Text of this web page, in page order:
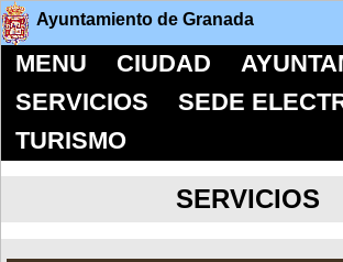
Ayuntamiento de Granada
MENU CIUDAD
SERVICIOS
SEDE
TURISMO
SERVICIOS